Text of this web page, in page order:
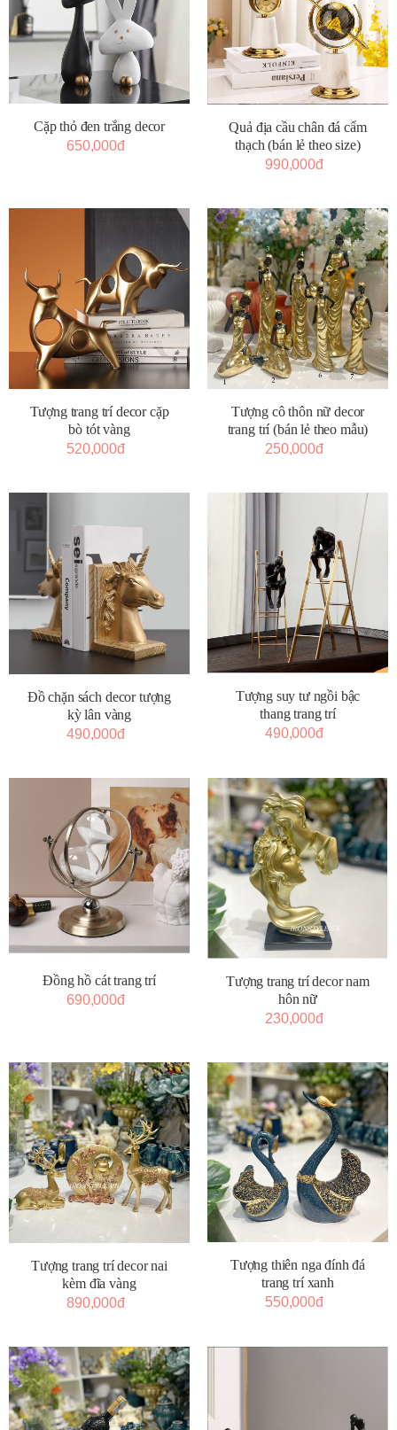
Cặp thỏ đen trắng decor
650,000đ
Quả địa cầu chân đá cẩm
thạch (bán lẻ theo size)
990,000đ
Tượng trang trí decor cặp
bò tót vàng
520,000đ
Tượng cô thôn nữ decor
trang trí (bán lẻ theo mẫu)
250,000đ
Đồ chặn sách decor tượng
kỳ lân vàng
490,000đ
Tượng suy tư ngồi bậc
thang trang trí
490,000đ
Đồng hồ cát trang trí
690,000đ
Tượng trang trí decor nam
hôn nữ
230,000đ
Tượng trang trí decor nai
kèm đĩa vàng
890,000đ
Tượng thiên nga đính đá
trang trí xanh
550,000đ